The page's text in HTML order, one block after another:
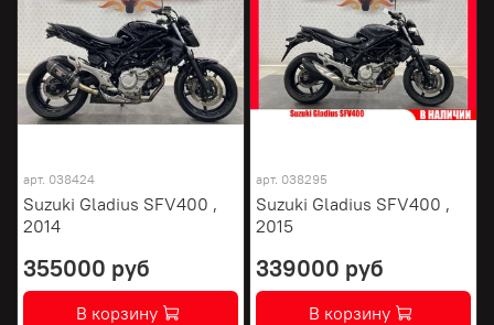
арт. 038424
Suzuki Gladius SFV400 ,
2014
355000 руб
В корзину
арт. 038295
Suzuki Gladius SFV400 ,
2015
339000 руб
В корзину